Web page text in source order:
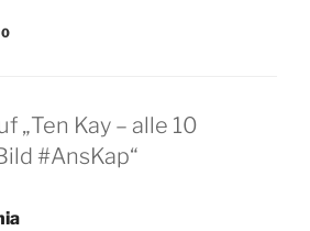
„Ten Kay – alle 10
#AnsKap“